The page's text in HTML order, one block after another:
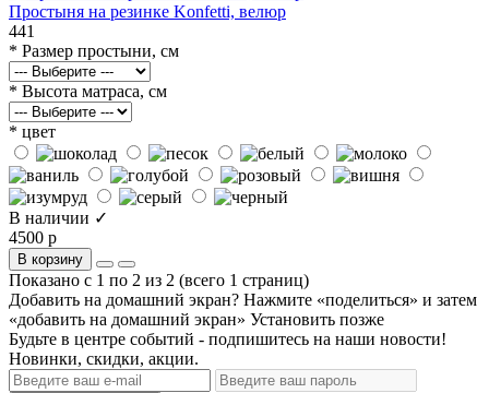
Простыня на резинке Konfetti, велюр
441
* Размер простыни, см
* Высота матраса, см
* цвет
В наличии ✓
4500 р
В корзину
Показано с 1 по 2 из 2 (всего 1 страниц)
Добавить на домашний экран? Нажмите «поделиться» и затем
«добавить на домашний экран» Установить позже
Будьте в центре событий - подпишитесь на наши новости!
Новинки, скидки, акции.